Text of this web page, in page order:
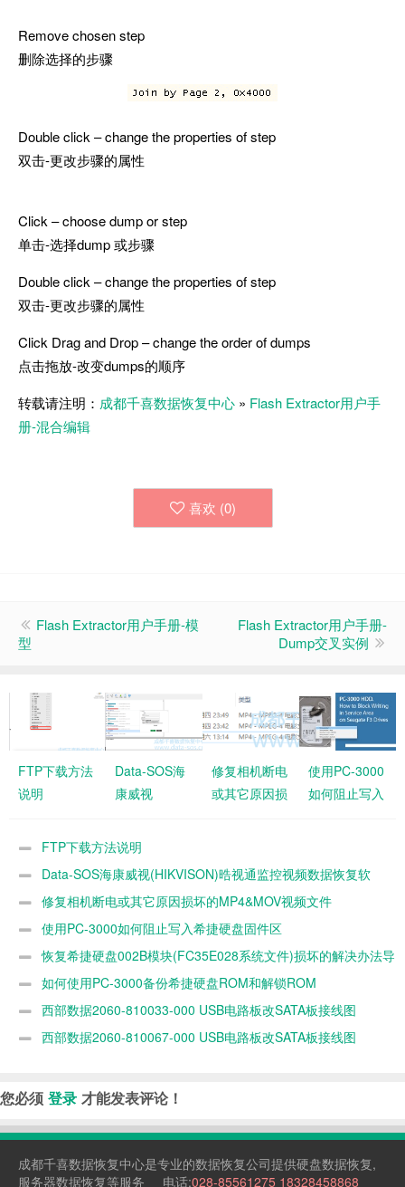
Remove chosen step
删除选择的步骤
Double click – change the properties of step
双击-更改步骤的属性
Click – choose dump or step
单击-选择dump 或步骤
Double click – change the properties of step
双击-更改步骤的属性
Click Drag and Drop – change the order of dumps
点击拖放-改变dumps的顺序
转载请注明： 成都千喜数据恢复中心 » Flash Extractor用户手
册-混合编辑
喜欢 (0)
Flash Extractor用户手册-模
型
Flash Extractor用户手册-
Dump交叉实例
FTP下载方法
说明
Data-SOS海
康威视
晧视通监控视
件
修复相机断电
或其它原因损
使用PC-3000
如何阻止写入
FTP下载方法说明
Data-SOS海康威视(HIKVISON)晧视通监控视频数据恢复软
件 修复相机断电或其它原因损坏的MP4&MOV视频文件
使用PC-3000如何阻止写入希捷硬盘固件区
恢复希捷硬盘002B模块(FC35E028系统文件)损坏的解决办法导
致硬盘容量为0 MB数据的方法
如何使用PC-3000备份希捷硬盘ROM和解锁ROM
西部数据2060-810033-000 USB电路板改SATA板接线图
西部数据2060-810067-000 USB电路板改SATA板接线图
您必须 登录 才能发表评论！
成都千喜数据恢复中心是专业的数据恢复公司提供硬盘数据恢复,
服务器数据恢复等服务 电话:028-85561275 18328458868